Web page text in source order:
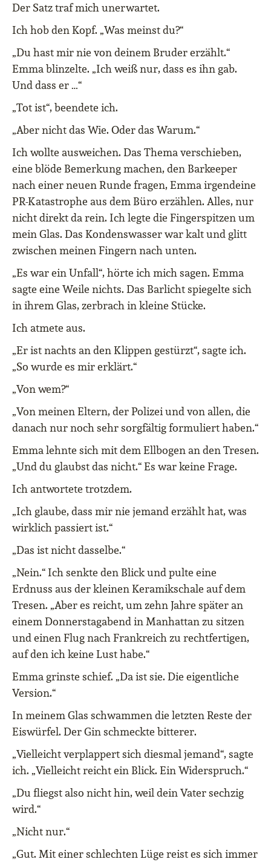
Der Satz traf mich unerwartet.
Ich hob den Kopf. „Was meinst du?“
„Du hast mir nie von deinem Bruder erzählt.“
Emma blinzelte. „Ich weiß nur, dass es ihn gab.
Und dass er …“
„Tot ist“, beendete ich.
„Aber nicht das Wie. Oder das Warum.“
Ich wollte ausweichen. Das Thema verschieben,
eine blöde Bemerkung machen, den Barkeeper
nach einer neuen Runde fragen, Emma irgendeine
PR-Katastrophe aus dem Büro erzählen. Alles, nur
nicht direkt da rein. Ich legte die Fingerspitzen um
mein Glas. Das Kondenswasser war kalt und glitt
zwischen meinen Fingern nach unten.
„Es war ein Unfall“, hörte ich mich sagen. Emma
sagte eine Weile nichts. Das Barlicht spiegelte sich
in ihrem Glas, zerbrach in kleine Stücke.
Ich atmete aus.
„Er ist nachts an den Klippen gestürzt“, sagte ich.
„So wurde es mir erklärt.“
„Von wem?“
„Von meinen Eltern, der Polizei und von allen, die
danach nur noch sehr sorgfältig formuliert haben.“
Emma lehnte sich mit dem Ellbogen an den Tresen.
„Und du glaubst das nicht.“ Es war keine Frage.
Ich antwortete trotzdem.
„Ich glaube, dass mir nie jemand erzählt hat, was
wirklich passiert ist.“
„Das ist nicht dasselbe.“
„Nein.“ Ich senkte den Blick und pulte eine
Erdnuss aus der kleinen Keramikschale auf dem
Tresen. „Aber es reicht, um zehn Jahre später an
einem Donnerstagabend in Manhattan zu sitzen
und einen Flug nach Frankreich zu rechtfertigen,
auf den ich keine Lust habe.“
Emma grinste schief. „Da ist sie. Die eigentliche
Version.“
In meinem Glas schwammen die letzten Reste der
Eiswürfel. Der Gin schmeckte bitterer.
„Vielleicht verplappert sich diesmal jemand“, sagte
ich. „Vielleicht reicht ein Blick. Ein Widerspruch.“
„Du fliegst also nicht hin, weil dein Vater sechzig
wird.“
„Nicht nur.“
„Gut. Mit einer schlechten Lüge reist es sich immer